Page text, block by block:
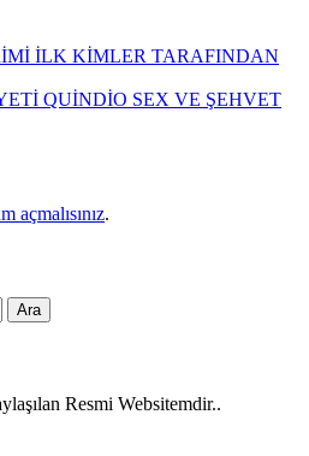
İLK KİMLER TARAFINDAN
QUİNDİO SEX VE ŞEHVET
açmalısınız.
Resmi Websitemdir..